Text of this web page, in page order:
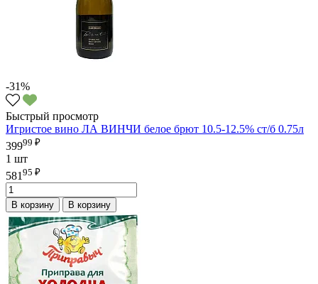
-31%
Быстрый просмотр
Игристое вино ЛА ВИНЧИ белое брют 10.5-12.5% ст/б 0.75л
39999 ₽
1 шт
581 95 ₽
В корзину В корзину